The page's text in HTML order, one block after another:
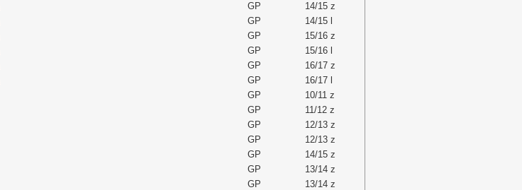
GP
14/15 z
GP
14/15 l
GP
15/16 z
GP
15/16 l
GP
16/17 z
GP
16/17 l
GP
10/11 z
GP
11/12 z
GP
12/13 z
GP
12/13 z
GP
14/15 z
GP
13/14 z
GP
13/14 z